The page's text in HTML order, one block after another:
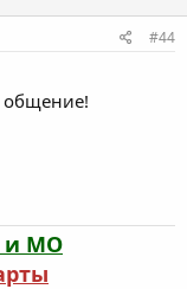
#44
общение!
и МО